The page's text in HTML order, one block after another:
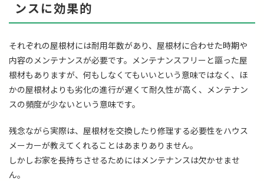
ンスに効果的
それぞれの屋根材には耐用年数があり、屋根材に合わせた時期や
内容のメンテナンスが必要です。メンテナンスフリーと謳った屋
根材もありますが、何もしなくてもいいという意味ではなく、ほ
かの屋根材よりも劣化の進行が遅くて耐久性が高く、メンテナン
スの頻度が少ないという意味です。
残念ながら実際は、屋根材を交換したり修理する必要性をハウス
メーカーが教えてくれることはあまりありません。
しかしお家を長持ちさせるためにはメンテナンスは欠かせませ
ん。